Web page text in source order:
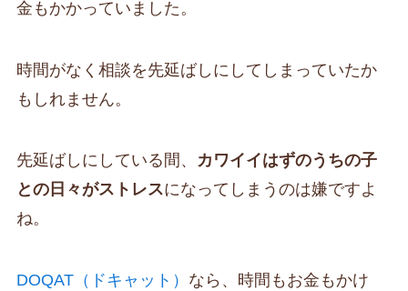
金もかかっていました。
時間がなく相談を先延ばしにしてしまっていたか
もしれません。
先延ばしにしている間、
カワイイはずのうちの子
との日々がストレスになってしまうのは嫌ですよ
ね。
DOQAT（ドキャット） なら、時間もお金もかけ